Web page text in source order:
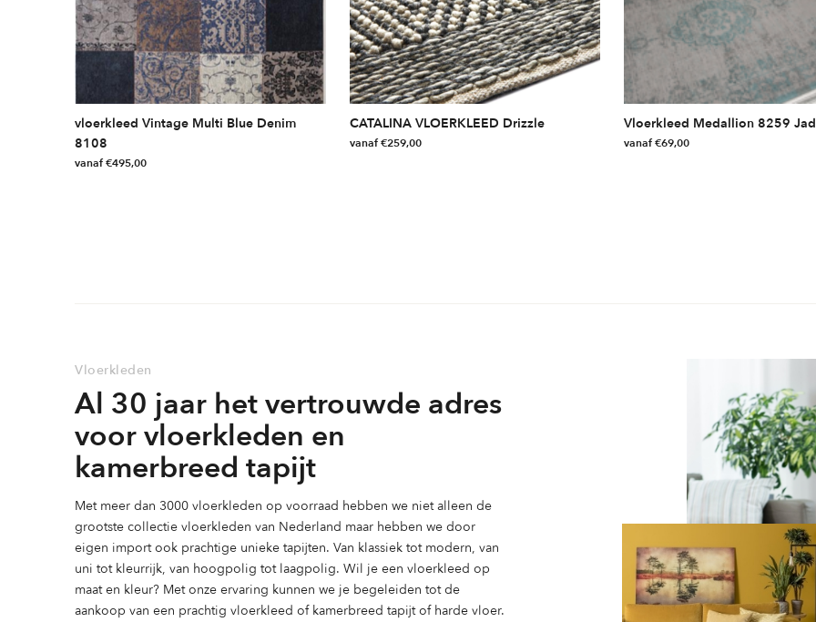
vloerkleed Vintage Multi Blue Denim
8108
vanaf€495,00
worden
op
de
productpagina
CATALINA VLOERKLEED Drizzle
vanaf€259,00
productpagina
Vloerkleed Medallion 8259
vanaf€69,00
Vloerkleden
Al 30 jaar het vertrouwde adres
voor vloerkleden en
kamerbreed tapijt
Met meer dan 3000 vloerkleden op voorraad hebben we niet alleen de
grootste collectie vloerkleden van Nederland maar hebben we door
eigen import ook prachtige unieke tapijten. Van klassiek tot modern, van
uni tot kleurrijk, van hoogpolig tot laagpolig. Wil je een vloerkleed op
maat en kleur? Met onze ervaring kunnen we je begeleiden tot de
aankoop van een prachtig vloerkleed of kamerbreed tapijt of harde vloer.